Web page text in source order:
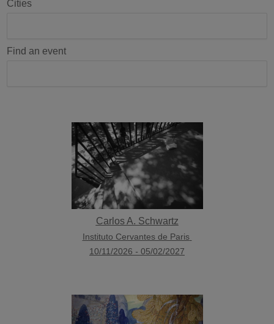
Cities
Find an event
Carlos A. Schwartz
Instituto Cervantes de Paris
10/11/2026 - 05/02/2027